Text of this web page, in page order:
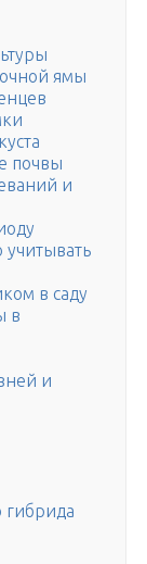
ямы
почвы
и
в саду
в
и
гибрида